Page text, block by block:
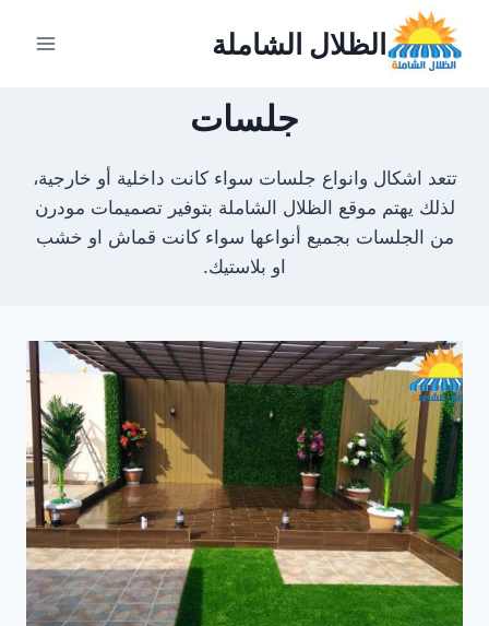
التجاوز
المحتوى
الظلال الشاملة
جلسات
تتعد اشكال وانواع جلسات سواء كانت داخلية أو خارجية،
لذلك يهتم موقع الظلال الشاملة بتوفير تصميمات مودرن
من الجلسات بجميع أنواعها سواء كانت قماش او خشب
او بلاستيك.